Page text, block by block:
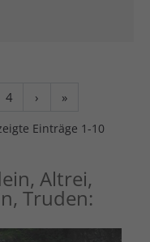
4 › »
Einträge 1-10
Altrei,
Truden: